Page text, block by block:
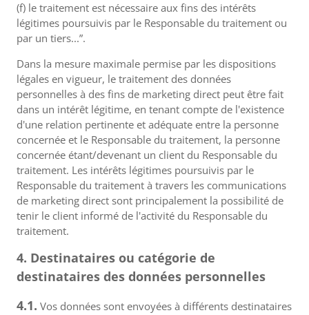
(f) le traitement est nécessaire aux fins des intérêts
légitimes poursuivis par le Responsable du traitement ou
par un tiers...”.
Dans la mesure maximale permise par les dispositions
légales en vigueur, le traitement des données
personnelles à des fins de marketing direct peut être fait
dans un intérêt légitime, en tenant compte de l'existence
d'une relation pertinente et adéquate entre la personne
concernée et le Responsable du traitement, la personne
concernée étant/devenant un client du Responsable du
traitement. Les intérêts légitimes poursuivis par le
Responsable du traitement à travers les communications
de marketing direct sont principalement la possibilité de
tenir le client informé de l'activité du Responsable du
traitement.
4. Destinataires ou catégorie de
destinataires des données personnelles
4.1. Vos données sont envoyées à différents destinataires